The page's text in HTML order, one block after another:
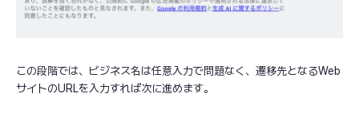
この段階では、ビジネス名は任意入力で問題なく、遷移先となるWeb
サイトのURLを入力すれば次に進めます。